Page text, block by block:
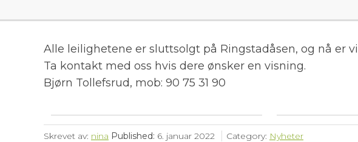
Alle leilighetene er sluttsolgt på Ringstadåsen, og nå er
Ta kontakt med oss hvis dere ønsker en visning.
Bjørn Tollefsrud, mob: 90 75 31 90
Skrevet av: nina Published: 6. januar 2022 Category: Nyheter